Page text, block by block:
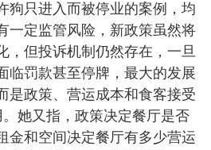
狗只进入而被停业的案例，均
一定监管风险，新政策虽然将
，但投诉机制仍然存在，一旦
临罚款甚至停牌，最大的发展
是政策、营运成本和食客接受
她又指，政策决定餐厅是否
金和空间决定餐厅有多少营运